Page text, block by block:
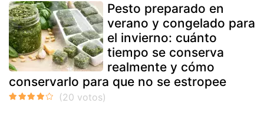
Pesto preparado en
verano y congelado para
el invierno: cuánto
tiempo se conserva
realmente y cómo
conservarlo para que no se estropee